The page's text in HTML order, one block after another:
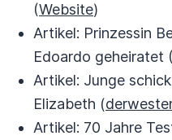
(Website)
Artikel: Prinzessin
Edoardo geheiratet (
Artikel: Junge
Elizabeth (
Artikel: 70 Jahre